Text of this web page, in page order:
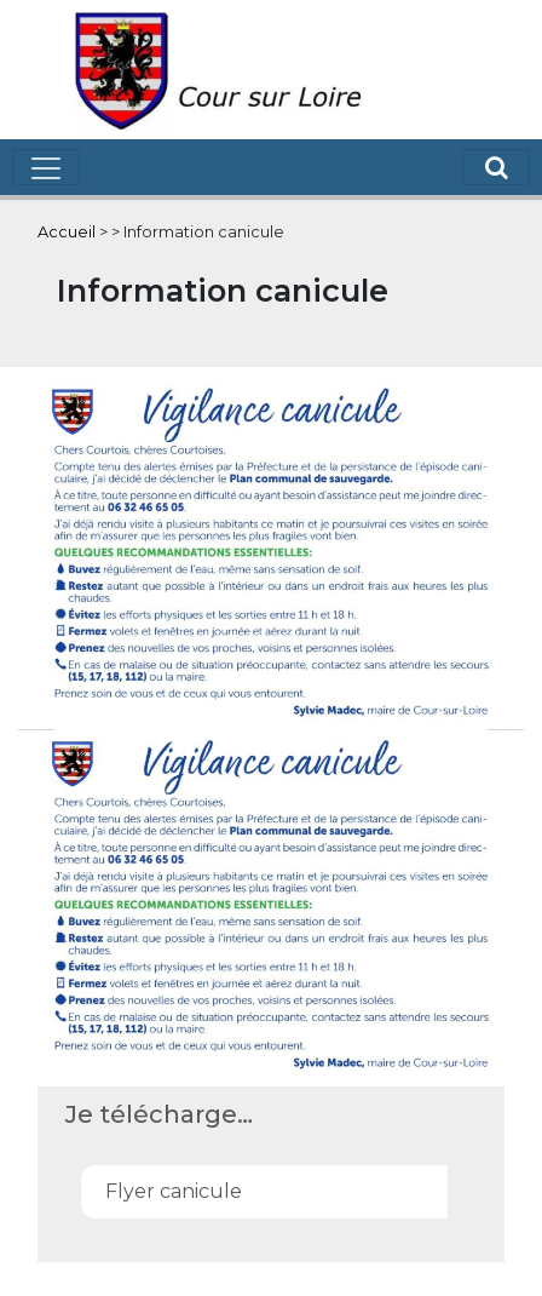
Accueil > > Information canicule
Information canicule
Je télécharge…
Flyer canicule